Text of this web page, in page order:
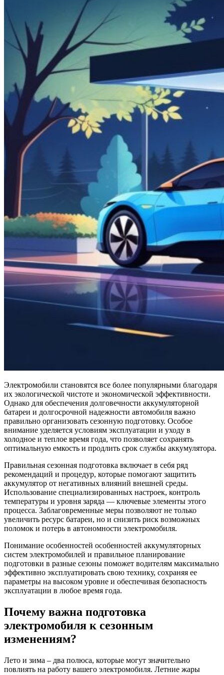
Электромобили становятся все более популярными благодаря
их экологической чистоте и экономической эффективности.
Однако для обеспечения долговечности аккумуляторной
батареи и долгосрочной надежности автомобиля важно
правильно организовать сезонную подготовку. Особое
внимание уделяется условиям эксплуатации и уходу в
холодное и теплое время года, что позволяет сохранять
оптимальную емкость и продлить срок службы аккумулятора.
Правильная сезонная подготовка включает в себя ряд
рекомендаций и процедур, которые помогают защитить
аккумулятор от негативных влияний внешней среды.
Использование специализированных настроек, контроль
температуры и уровня заряда — ключевые элементы этого
процесса. Заблаговременные меры позволяют не только
увеличить ресурс батареи, но и снизить риск возможных
поломок и потерь в автономности электромобиля.
Понимание особенностей особенностей аккумуляторных
систем электромобилей и правильное планирование
подготовки в разные сезоны поможет водителям максимально
эффективно эксплуатировать свою технику, сохраняя ее
параметры на высоком уровне и обеспечивая безопасность
эксплуатации в любое время года.
Почему важна подготовка
электромобиля к сезонным
изменениям?
Лето и зима – два полюса, которые могут значительно
повлиять на работу вашего электромобиля. Летние жары